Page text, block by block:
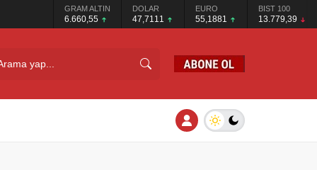
GRAM ALTIN
6.660,55
DOLAR
47,7111
EURO
55,1881
BIST 100
13.779,39